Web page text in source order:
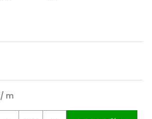
/ m